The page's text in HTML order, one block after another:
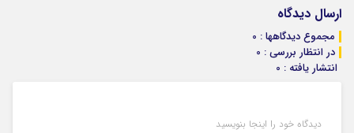
ارسال دیدگاه
مجموع دیدگاهها : 0
در انتظار بررسی : 0
انتشار یافته : 0
دیدگاه خود را اینجا بنویسید